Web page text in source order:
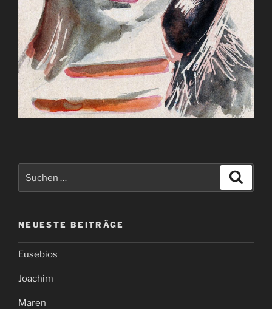
NEUESTE BEITRÄGE
Eusebios
Joachim
Maren